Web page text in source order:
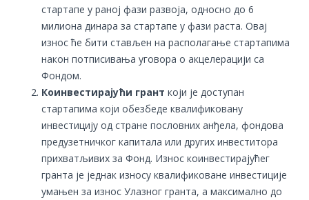
стартапе у раној фази развоја, односно до 6
милиона динaра за стартапе у фази раста. Овај
износ ће бити стављен на располагање стартапима
након потписивања уговора о акцелерацији са
Фондом.
Коинвестирајући грант који је доступан
стартапима који обезбеде квалификовану
инвестицију од стране пословних анђела, фондова
предузетничког капитала или других инвеститора
прихватљивих за Фонд. Износ коинвестирајућег
гранта је једнак износу квалификоване инвестиције
умањен за износ Улазног гранта, а максимално до